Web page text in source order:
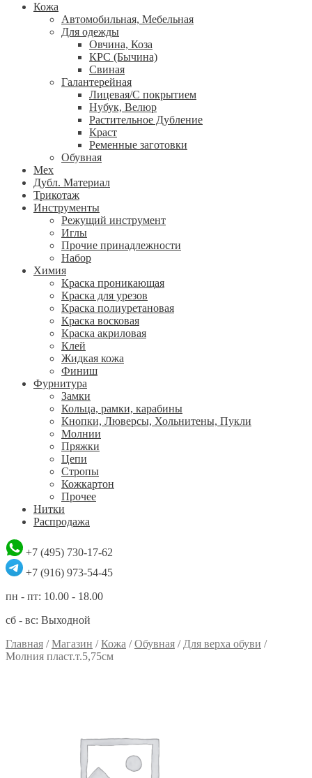
Кожа
Автомобильная, Мебельная
Для одежды
Овчина, Коза
КРС (Бычина)
Свиная
Галантерейная
Лицевая/С покрытием
Нубук, Велюр
Растительное Дубление
Краст
Ременные заготовки
Обувная
Мех
Дубл. Материал
Трикотаж
Инструменты
Режущий инструмент
Иглы
Прочие принадлежности
Набор
Химия
Краска проникающая
Краска для урезов
Краска полиуретановая
Краска восковая
Краска акриловая
Клей
Жидкая кожа
Финиш
Фурнитура
Замки
Кольца, рамки, карабины
Кнопки, Люверсы, Хольнитены, Пукли
Молнии
Пряжки
Цепи
Стропы
Кожкартон
Прочее
Нитки
Распродажа
+7 (495) 730-17-62
+7 (916) 973-54-45
пн - пт: 10.00 - 18.00
сб - вс: Выходной
Главная /Магазин /Кожа /Обувная / Для верха обуви /
Молния пласт.т.5,75см